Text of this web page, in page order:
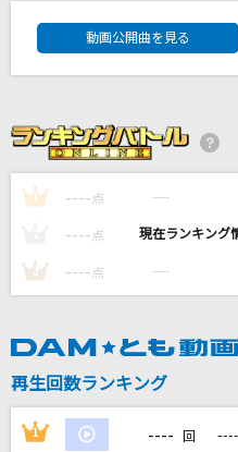
ジグソーパズル
井上陽水
[生音]STARS
Sparkling Daydream
藤井 風
DAM★ともボーカ
動画公開曲を見る
1 ---- 点 ----
---- 点 ----
3 ---- 点 ----
再生回数ランキング
1 ---- 回 ----